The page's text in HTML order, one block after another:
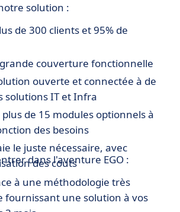
solution :
de 300 clients et 95% de
couverture fonctionnelle
ouverte et connectée à de
solutions IT et Infra
plus de 15 modules optionnels à
des besoins
le juste nécessaire, avec
des couts
dans l'aventure EGO :
à une méthodologie très
fournissant une solution à vos